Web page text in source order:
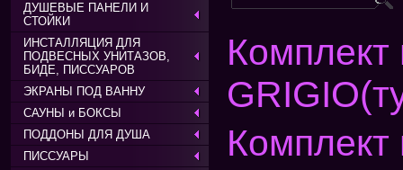
ДУШЕВЫЕ ПАНЕЛИ И
СТОЙКИ
ИНСТАЛЛЯЦИЯ ДЛЯ
ПОДВЕСНЫХ УНИТАЗОВ,
БИДЕ, ПИССУАРОВ
ЭКРАНЫ ПОД ВАННУ
САУНЫ и БОКСЫ
ПОДДОНЫ ДЛЯ ДУША
ПИССУАРЫ